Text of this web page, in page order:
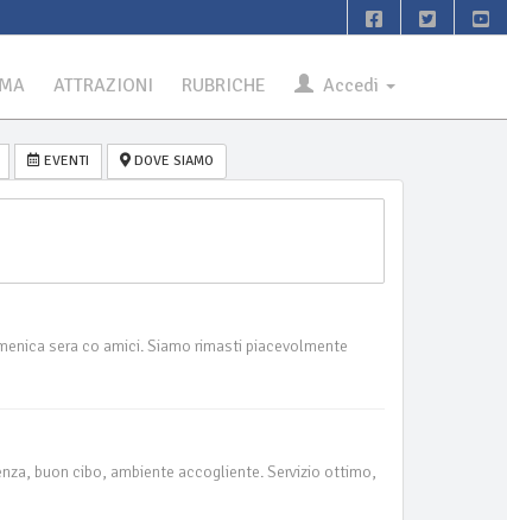
ATTRAZIONI RUBRICHE Accedi
EVENTI DOVE SIAMO
sera co amici. Siamo rimasti piacevolmente
buon cibo, ambiente accogliente. Servizio ottimo,